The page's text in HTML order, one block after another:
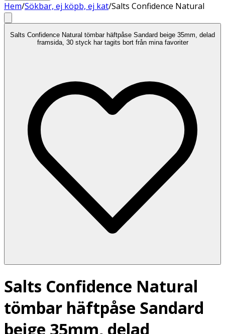
Hem/Sökbar, ej köpb, ej kat/Salts Confidence Natural
Salts Confidence Natural tömbar häftpåse Sandard beige 35mm, delad
framsida, 30 styck har tagits bort från mina favoriter
Salts Confidence Natural
tömbar häftpåse Sandard
beige 35mm, delad